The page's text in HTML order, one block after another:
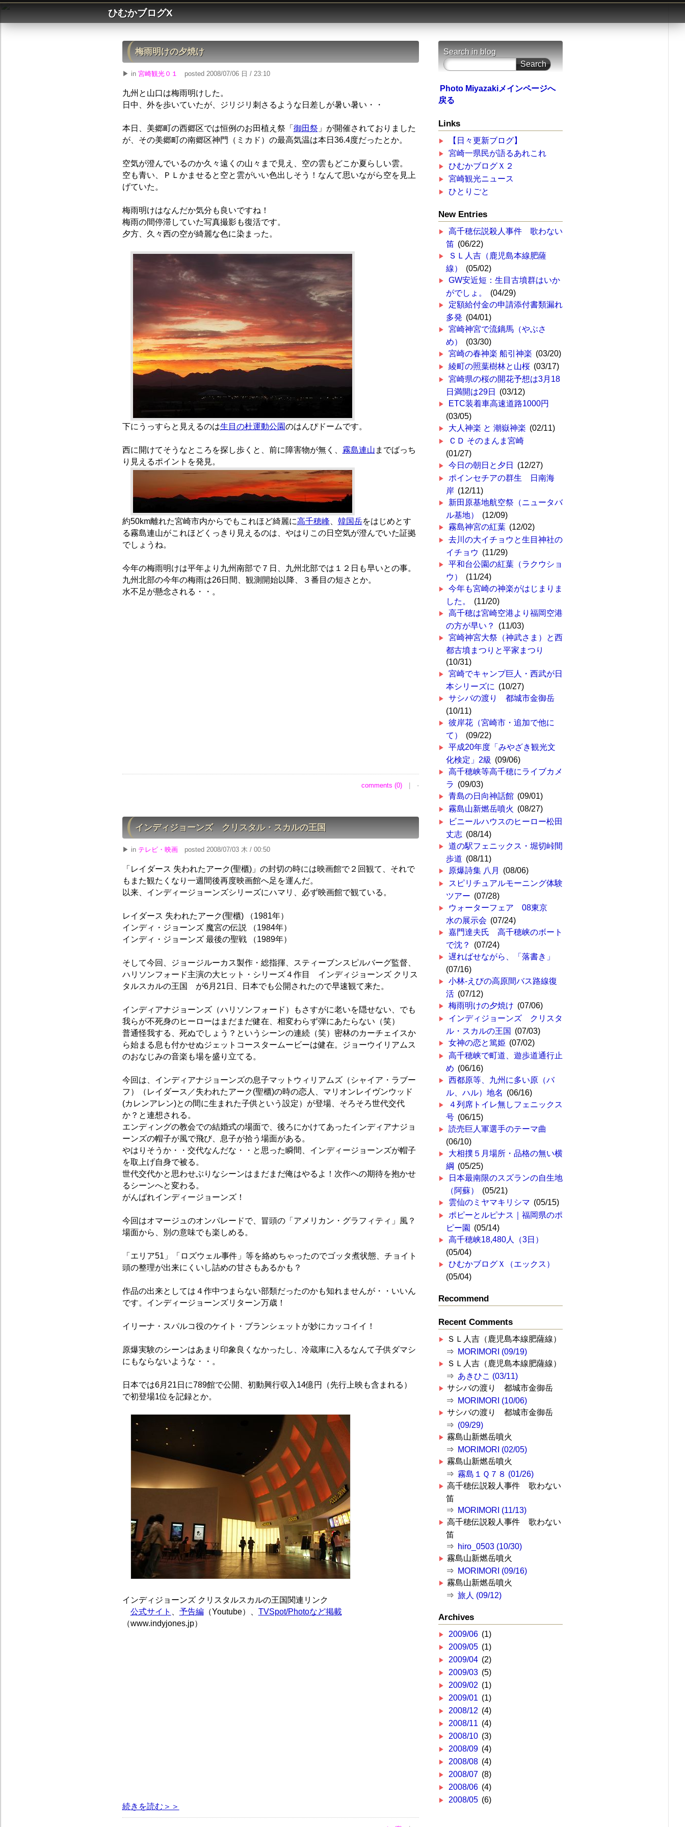
ひむかブログX
梅雨明けの夕焼け
▶ in 宮崎観光０１ posted 2008/07/06 日 / 23:10
九州と山口は梅雨明けした。
日中、外を歩いていたが、ジリジリ刺さるような日差しが暑い暑い・・
本日、美郷町の西郷区では恒例のお田植え祭「 御田祭 」が開催されておりました
が、その美郷町の南郷区神門（ミカド）の最高気温は本日36.4度だったとか。
空気が澄んでいるのか久々遠くの山々まで見え、空の雲もどこか夏らしい雲。
空も青い、ＰＬかませると空と雲がいい色出しそう！なんて思いながら空を見上
げていた。
梅雨明けはなんだか気分も良いですね！
梅雨の間停滞していた写真撮影も復活です。
夕方、久々西の空が綺麗な色に染まった。
下にうっすらと見えるのは生目の杜運動公園のはんぴドームです。
西に開けてそうなところを探し歩くと、前に障害物が無く、 霧島連山 までばっち
り見えるポイントを発見。
約50km離れた宮崎市内からでもこれほど綺麗に高千穂峰 韓国岳をはじめとす
る霧島連山がこれほどくっきり見えるのは、やはりこの日空気が澄んでいた証拠
でしょうね。
今年の梅雨明けは平年より九州南部で７日、九州北部では１２日も早いとの事。
九州北部の今年の梅雨は26日間、観測開始以降、３番目の短さとか。
水不足が懸念される・・。
comments (0) | -
インディジョーンズ クリスタル・スカルの王国
▶ in テレビ・映画posted 2008/07/03 木 / 00:50
「レイダース 失われたアーク(聖櫃)」の封切の時には映画館で２回観て、それで
もまた観たくなり一週間後再度映画館へ足を運んだ。
以来、インディージョーンズシリーズにハマリ、必ず映画館で観ている。
レイダース 失われたアーク(聖櫃) （1981年）
インディ・ジョーンズ 魔宮の伝説 （1984年）
インディ・ジョーンズ 最後の聖戦 （1989年）
そして今回、ジョージルーカス製作・総指揮、スティーブンスピルバーグ監督、
ハリソンフォード主演の大ヒット・シリーズ４作目 インディジョーンズ クリス
タルスカルの王国 が6月21日、日本でも公開されたので早速観て来た。
インディアナジョーンズ（ハリソンフォード）もさすがに老いを隠せない、でも
我らが不死身のヒーローはまだまだ健在、相変わらず弾にあたらない（笑）
普通怪我する、死ぬでしょう？というシーンの連続（笑）密林のカーチェイスか
ら始まる息も付かせぬジェットコースタームービーは健在。ジョーウイリアムス
のおなじみの音楽も場を盛り立てる。
今回は、インディアナジョーンズの息子マットウィリアムズ（シャイア・ラブー
フ）（レイダース／失われたアーク(聖櫃)の時の恋人、マリオンレイヴンウッド
(カレンアレン)との間に生まれた子供という設定）が登場、そろそろ世代交代
か？と連想される。
エンディングの教会での結婚式の場面で、後ろにかけてあったインディアナジョ
ーンズの帽子が風で飛び、息子が拾う場面がある。
やはりそうか・・交代なんだな・・と思った瞬間、インディージョーンズが帽子
を取上げ自身で被る。
世代交代かと思わせぶりなシーンはまだまだ俺はやるよ！次作への期待を抱かせ
るシーンへと変わる。
がんばれインディージョーンズ！
今回はオマージュのオンパレードで、冒頭の「アメリカン・グラフィティ」風？
場面から、別の意味でも楽しめる。
「エリア51」「ロズウェル事件」等を絡めちゃったのでゴッタ煮状態、チョイト
頭の整理が出来にくいし詰めの甘さもあるかも？
作品の出来としては４作中つまらない部類だったのかも知れませんが・・いいん
です。インディージョーンズリターン万歳！
イリーナ・スパルコ役のケイト・ブランシェットが妙にカッコイイ！
原爆実験のシーンはあまり印象良くなかったし、冷蔵庫に入るなんて子供ダマシ
にもならないような・・。
日本では6月21日に789館で公開、初動興行収入14億円（先行上映も含まれる）
で初登場1位を記録とか。
インディジョーンズ クリスタルスカルの王国関連リンク
公式サイト
予告編（Youtube）、 TVSpot/Photoなど掲載
（www.indyjones.jp）
続きを読む＞＞
Search in blog
Photo Miyazakiメインページへ
戻る
Links
【日々更新ブログ】
宮崎一県民が語るあれこれ
ひむかブログＸ２
宮崎観光ニュース
ひとりごと
New Entries
高千穂伝説殺人事件 歌わない
笛 (06/22)
ＳＬ人吉（鹿児島本線肥薩
線）
(05/02)
GW安近短：生目古墳群はいか
がでしょ。
(04/29)
定額給付金の申請添付書類漏れ
多発 (04/01)
宮崎神宮で流鏑馬（やぶさ
め）
(03/30)
宮崎の春神楽 船引神楽 (03/20)
綾町の照葉樹林と山桜 (03/17)
宮崎県の桜の開花予想は3月18
日満開は29日
(03/12)
ETC装着車高速道路1000円
(03/05)
大人神楽 と 潮嶽神楽 (02/11)
ＣＤ そのまんま宮崎
(01/27)
今日の朝日と夕日
(12/27)
ポインセチアの群生 日南海
岸 (12/11)
新田原基地航空祭（ニュータバ
ル基地）
(12/09)
霧島神宮の紅葉 (12/02)
去川の大イチョウと生目神社の
イチョウ (11/29)
平和台公園の紅葉（ラクウショ
ウ）
(11/24)
今年も宮崎の神楽がはじまりま
した。
(11/20)
高千穂は宮崎空港より福岡空港
の方が早い？
(11/03)
宮崎神宮大祭（神武さま）と西
都古墳まつりと平家まつり
(10/31)
宮崎でキャンプ巨人・西武が日
本シリーズに (10/27)
サシバの渡り 都城市金御岳
(10/11)
彼岸花（宮崎市・追加で他に
て）
(09/22)
平成20年度「みやざき観光文
化検定」2級 (09/06)
高千穂峡等高千穂にライブカメ
ラ (09/03)
青島の日向神話館 (09/01)
霧島山新燃岳噴火 (08/27)
ビニールハウスのヒーロー松田
丈志 (08/14)
道の駅フェニックス・堀切峠間
歩道 (08/11)
原爆詩集 八月
(08/06)
スピリチュアルモーニング体験
ツアー (07/28)
ウォーターフェア 08東京
水の展示会 (07/24)
嘉門達夫氏 高千穂峡のボート
で沈？
(07/24)
遅ればせながら、「落書き」
(07/16)
小林-えびの高原間バス路線復
活 (07/12)
梅雨明けの夕焼け (07/06)
インディジョーンズ クリスタ
ル・スカルの王国 (07/03)
女神の恋と篤姫 (07/02)
高千穂峡で町道、遊歩道通行止
め (06/16)
西都原等、九州に多い原（バ
ル、ハル）地名 (06/16)
４列席トイレ無しフェニックス
号 (06/15)
読売巨人軍選手のテーマ曲
(06/10)
大相撲５月場所・品格の無い横
綱 (05/25)
日本最南限のスズランの自生地
（阿蘇）
(05/21)
雲仙のミヤマキリシマ (05/15)
ポピーとルピナス｜福岡県のポ
ピー園
(05/14)
高千穂峡18,480人（3日）
(05/04)
ひむかブログＸ（エックス）
(05/04)
Recommend
Recent Comments
ＳＬ人吉（鹿児島本線肥薩線）
⇒ MORIMORI (09/19)
ＳＬ人吉（鹿児島本線肥薩線）
⇒ あきひこ (03/11)
サシバの渡り 都城市金御岳
⇒ MORIMORI (10/06)
サシバの渡り 都城市金御岳
⇒ (09/29)
霧島山新燃岳噴火
⇒ MORIMORI (02/05)
霧島山新燃岳噴火
⇒ 霧島１Ｑ７８ (01/26)
高千穂伝説殺人事件 歌わない
笛
⇒ MORIMORI (11/13)
高千穂伝説殺人事件 歌わない
笛
⇒ hiro_0503 (10/30)
霧島山新燃岳噴火
⇒ MORIMORI (09/16)
霧島山新燃岳噴火
⇒ 旅人 (09/12)
Archives
2009/06 (1)
2009/05 (1)
2009/04 (2)
2009/03 (5)
2009/02 (1)
2009/01 (1)
2008/12 (4)
2008/11 (4)
2008/10 (3)
2008/09 (4)
2008/08 (4)
2008/07 (8)
2008/06 (4)
2008/05 (6)